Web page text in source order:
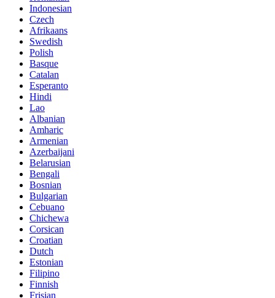
Indonesian
Czech
Afrikaans
Swedish
Polish
Basque
Catalan
Esperanto
Hindi
Lao
Albanian
Amharic
Armenian
Azerbaijani
Belarusian
Bengali
Bosnian
Bulgarian
Cebuano
Chichewa
Corsican
Croatian
Dutch
Estonian
Filipino
Finnish
Frisian